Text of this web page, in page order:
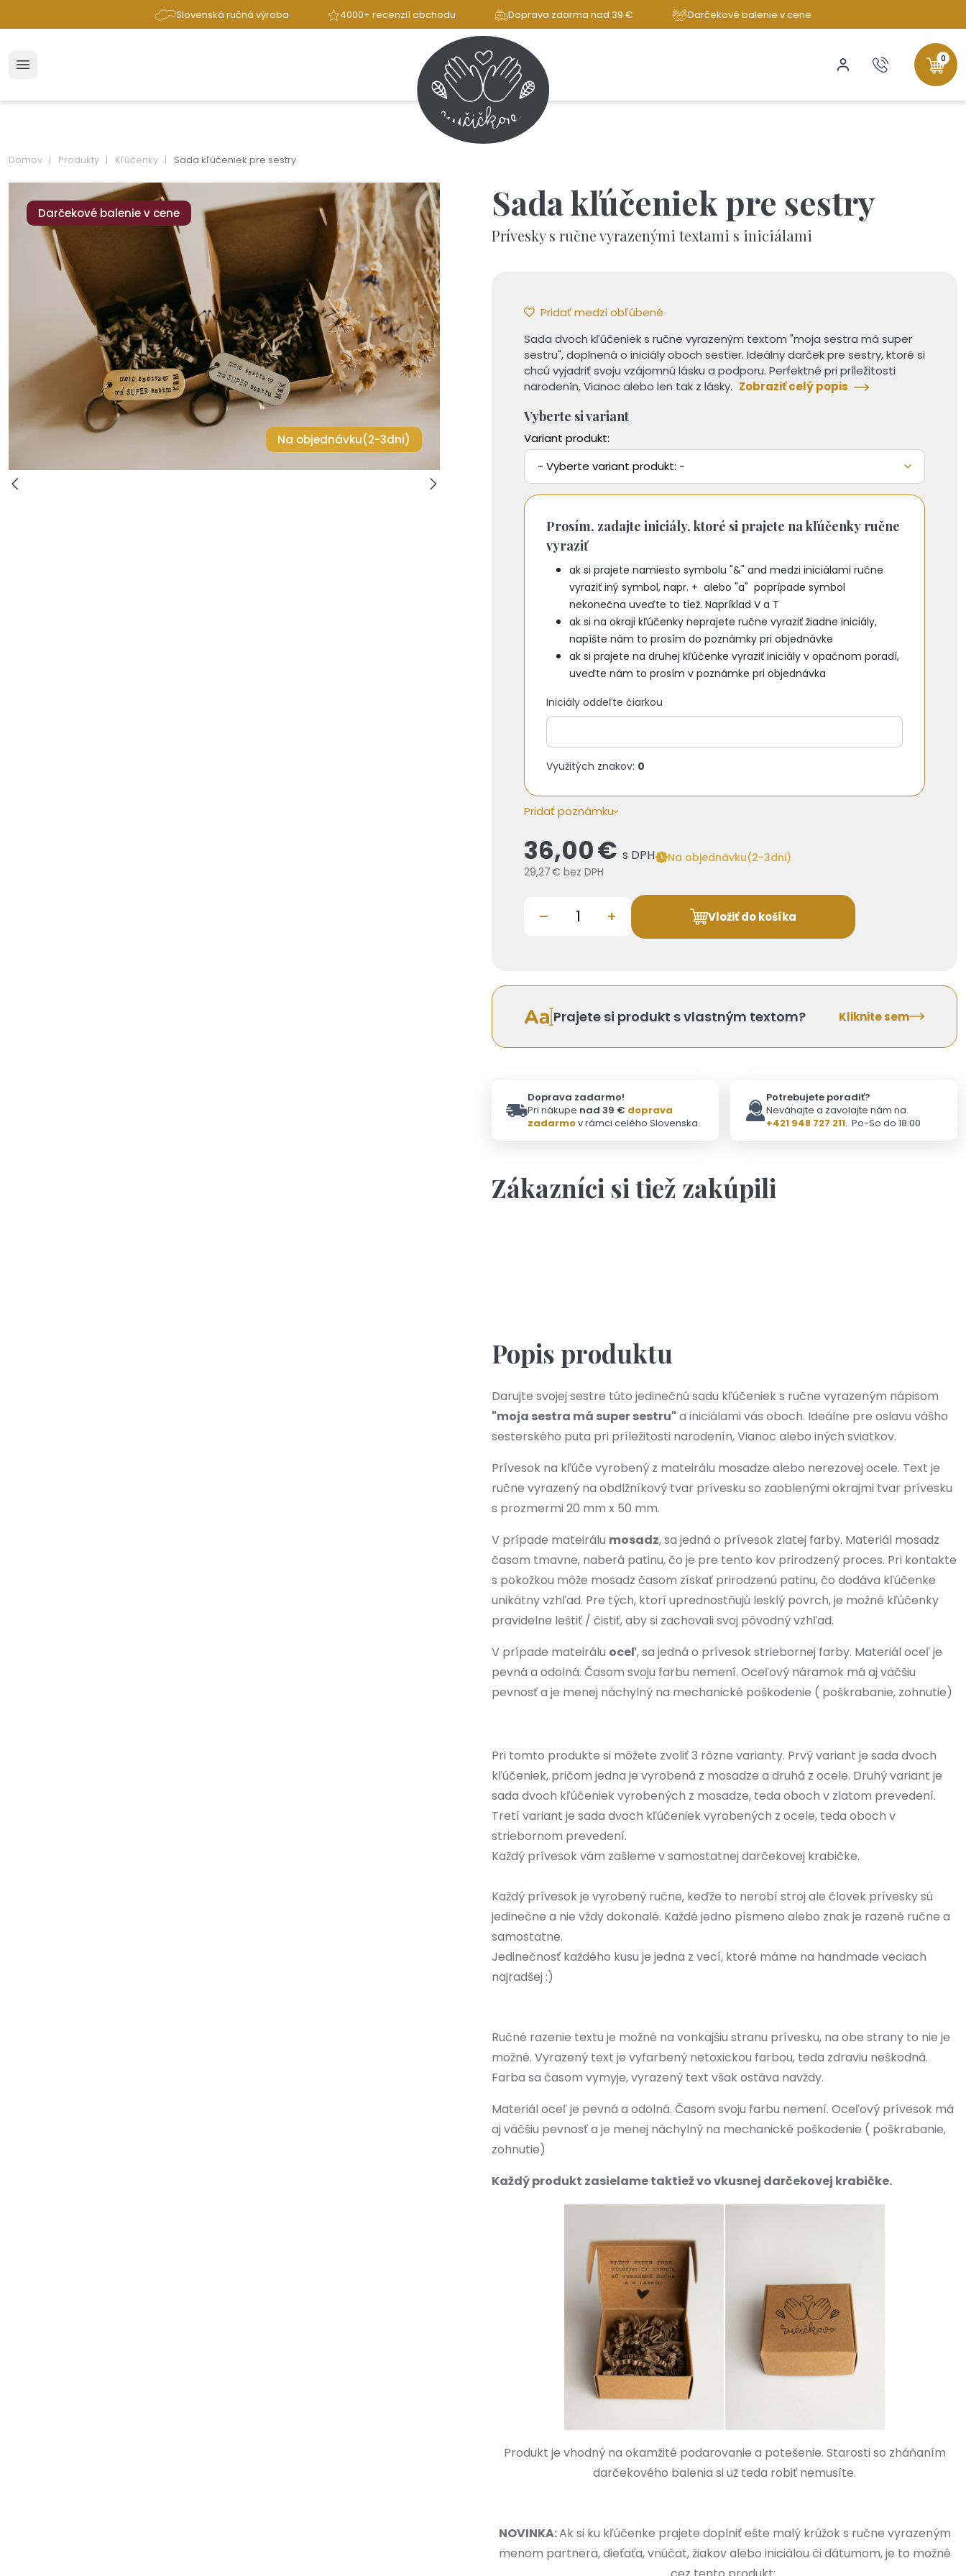
Slovenská ručná výroba 4000+ recenzií obchodu Doprava zdarma nad 39 € Darčekové balenie v cene
0
Domov Produkty Kľúčenky Sada kľúčeniek pre sestry
Darčekové balenie v cene
Na objednávku(2-3dni)
Sada kľúčeniek pre sestry
Prívesky s ručne vyrazenými textami s iniciálami
Pridať medzi obľúbené
Sada dvoch kľúčeniek s ručne vyrazeným textom "moja sestra má super
sestru", doplnená o iniciály oboch sestier. Ideálny darček pre sestry, ktoré si
chcú vyjadriť svoju vzájomnú lásku a podporu. Perfektné pri príležitosti
narodenín, Vianoc alebo len tak z lásky. Zobraziť celý popis
Vyberte si variant
Variant produkt:
- Vyberte variant produkt: -
Prosím, zadajte iniciály, ktoré si prajete na kľúčenky ručne
vyraziť
ak si prajete namiesto symbolu "&" and medzi iniciálami ručne
vyraziť iný symbol, napr. + alebo "a" poprípade symbol
nekonečna uveďte to tiež. Napríklad V a T
ak si na okraji kľúčenky neprajete ručne vyraziť žiadne iniciály,
napíšte nám to prosím do poznámky pri objednávke
ak si prajete na druhej kľúčenke vyraziť iniciály v opačnom poradí,
uveďte nám to prosím v poznámke pri objednávka
Iniciály oddeľte čiarkou
Využitých znakov: 0
Pridať poznámku
36,00 € s DPH
29,27 € bez DPH
Na objednávku(2-3dni)
– + Vložiť do košíka
Prajete si produkt s vlastným textom? Kliknite sem
Doprava zadarmo!
Pri nákupe nad 39 € doprava
zadarmov rámci celého Slovenska.
Potrebujete poradiť?
Neváhajte a zavolajte nám na
+421 948 727 211. Po-So do 18:00
Zákazníci si tiež zakúpili
Popis produktu
Darujte svojej sestre túto jedinečnú sadu kľúčeniek s ručne vyrazeným nápisom
"moja sestra má super sestru" a iniciálami vás oboch. Ideálne pre oslavu vášho
sesterského puta pri príležitosti narodenín, Vianoc alebo iných sviatkov.
Prívesok na kľúče vyrobený z mateirálu mosadze alebo nerezovej ocele. Text je
ručne vyrazený na obdlžníkový tvar prívesku so zaoblenými okrajmi tvar prívesku
s prozmermi 20 mm x 50 mm.
V prípade mateirálu mosadz, sa jedná o prívesok zlatej farby. Materiál mosadz
časom tmavne, naberá patinu, čo je pre tento kov prirodzený proces. Pri kontakte
s pokožkou môže mosadz časom získať prirodzenú patinu, čo dodáva kľúčenke
unikátny vzhľad. Pre tých, ktorí uprednostňujú lesklý povrch, je možné kľúčenky
pravidelne leštiť / čistiť, aby si zachovali svoj pôvodný vzhľad.
V prípade mateirálu oceľ, sa jedná o prívesok striebornej farby. Materiál oceľ je
pevná a odolná. Časom svoju farbu nemení. Oceľový náramok má aj väčšiu
pevnosť a je menej náchylný na mechanické poškodenie ( poškrabanie, zohnutie)
Pri tomto produkte si môžete zvoliť 3 rôzne varianty. Prvý variant je sada dvoch
kľúčeniek, pričom jedna je vyrobená z mosadze a druhá z ocele. Druhý variant je
sada dvoch kľúčeniek vyrobených z mosadze, teda oboch v zlatom prevedení.
Tretí variant je sada dvoch kľúčeniek vyrobených z ocele, teda oboch v
striebornom prevedení.
Každý prívesok vám zašleme v samostatnej darčekovej krabičke.
Každý prívesok je vyrobený ručne, keďže to nerobí stroj ale človek prívesky sú
jedinečne a nie vždy dokonalé. Každé jedno písmeno alebo znak je razené ručne a
samostatne.
Jedinečnosť každého kusu je jedna z vecí, ktoré máme na handmade veciach
najradšej :)
Ručné razenie textu je možné na vonkajšiu stranu prívesku, na obe strany to nie je
možné. Vyrazený text je vyfarbený netoxickou farbou, teda zdraviu neškodná.
Farba sa časom vymyje, vyrazený text však ostáva navždy.
Materiál oceľ je pevná a odolná. Časom svoju farbu nemení. Oceľový prívesok má
aj väčšiu pevnosť a je menej náchylný na mechanické poškodenie ( poškrabanie,
zohnutie)
Každý produkt zasielame taktiež vo vkusnej darčekovej krabičke.
Produkt je vhodný na okamžité podarovanie a potešenie. Starosti so zháňaním
darčekového balenia si už teda robiť nemusíte.
NOVINKA:Ak si ku kľúčenke prajete doplniť ešte malý krúžok s ručne vyrazeným
menom partnera, dieťaťa, vnúčat, žiakov alebo iniciálou či dátumom, je to možné